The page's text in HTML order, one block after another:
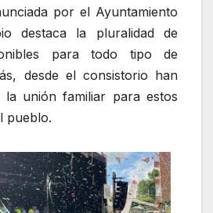
por el Ayuntamiento
destaca la pluralidad de
para todo tipo de
desde el consistorio han
la unión familiar para estos
pueblo.